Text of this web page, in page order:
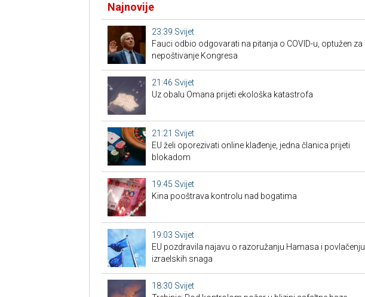
Najnovije
23:39 Svijet
Fauci odbio odgovarati na pitanja o COVID-u, optužen za
nepoštivanje Kongresa
21:46 Svijet
Uz obalu Omana prijeti ekološka katastrofa
21:21 Svijet
EU želi oporezivati online klađenje, jedna članica prijeti
blokadom
19:45 Svijet
Kina pooštrava kontrolu nad bogatima
19:03 Svijet
EU pozdravila najavu o razoružanju Hamasa i povlačenju
izraelskih snaga
18:30 Svijet